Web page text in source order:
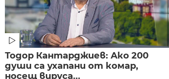
Тодор Кантарджиев: Ако 200
души са ухапани от комар,
носещ вируса...